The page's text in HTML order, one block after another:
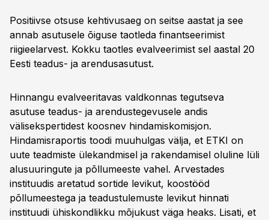
Positiivse otsuse kehtivusaeg on seitse aastat ja see
annab asutusele õiguse taotleda finantseerimist
riigieelarvest. Kokku taotles evalveerimist sel aastal 20
Eesti teadus- ja arendusasutust.
Hinnangu evalveeritavas valdkonnas tegutseva
asutuse teadus- ja arendustegevusele andis
välisekspertidest koosnev hindamiskomisjon.
Hindamisraportis toodi muuhulgas välja, et ETKI on
uute teadmiste ülekandmisel ja rakendamisel oluline lüli
alusuuringute ja põllumeeste vahel. Arvestades
instituudis aretatud sortide levikut, koostööd
põllumeestega ja teadustulemuste levikut hinnati
instituudi ühiskondlikku mõjukust väga heaks. Lisati, et